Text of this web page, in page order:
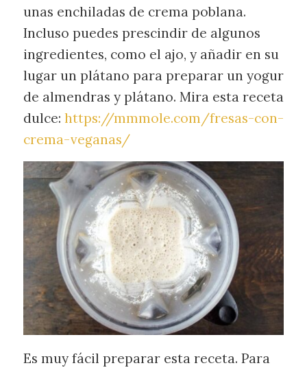
unas enchiladas de crema poblana.
Incluso puedes prescindir de algunos
ingredientes, como el ajo, y añadir en su
lugar un plátano para preparar un yogur
de almendras y plátano. Mira esta receta
dulce: https://mmmole.com/fresas-con-
crema-veganas/
Es muy fácil preparar esta receta. Para